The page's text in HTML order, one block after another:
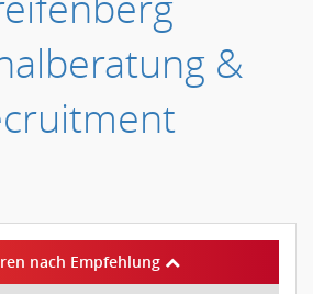
&
nach Empfehlung